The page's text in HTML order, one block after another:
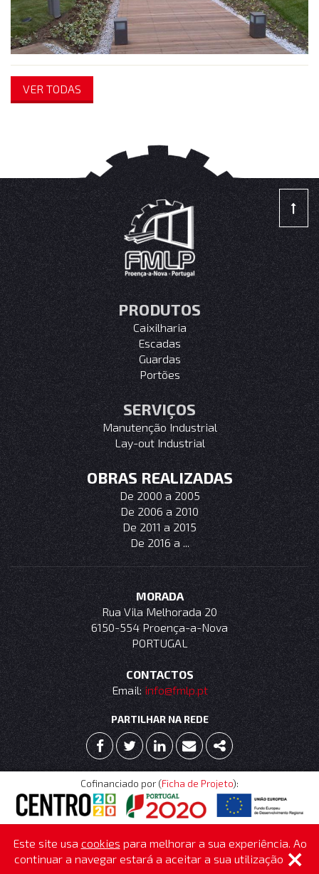
VER TODAS
PRODUTOS
Caixilharia
Escadas
Guardas
Portões
SERVIÇOS
Manutenção Industrial
Lay-out Industrial
OBRAS REALIZADAS
De 2000 a 2005
De 2006 a 2010
De 2011 a 2015
De 2016 a ...
MORADA
Rua Vila Melhorada 20
6150-554 Proença-a-Nova
PORTUGAL
CONTACTOS
Email: info@fmlp.pt
PARTILHAR NA REDE
FACEBOOKTWITTERLINKEDIN
EMAILSHARE
Cofinanciado por (Ficha de Projeto):
Lda.
WebDesign byGlobal Pixel
Este site usa cookies para melhorar a sua experiência. Ao
continuar a navegar estará a aceitar a sua utilização ⨯